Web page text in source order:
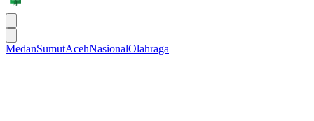
MedanSumutAcehNasionalOlahraga